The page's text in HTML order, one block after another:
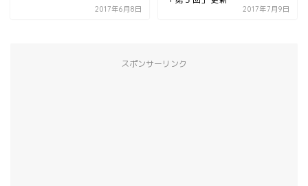
2017年6月8日 2017年7月9日
スポンサーリンク